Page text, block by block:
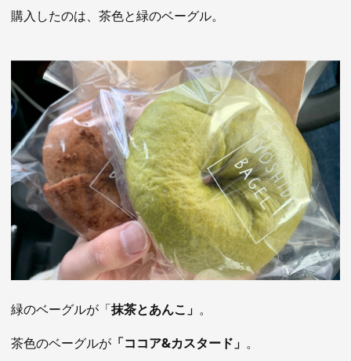
購入したのは、茶色と緑のベーグル。
緑のベーグルが「抹茶とあんこ」 。
茶色のベーグルが 「ココア&カスタード」 。